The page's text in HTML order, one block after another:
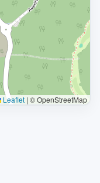
Leaflet | © OpenStreetMap